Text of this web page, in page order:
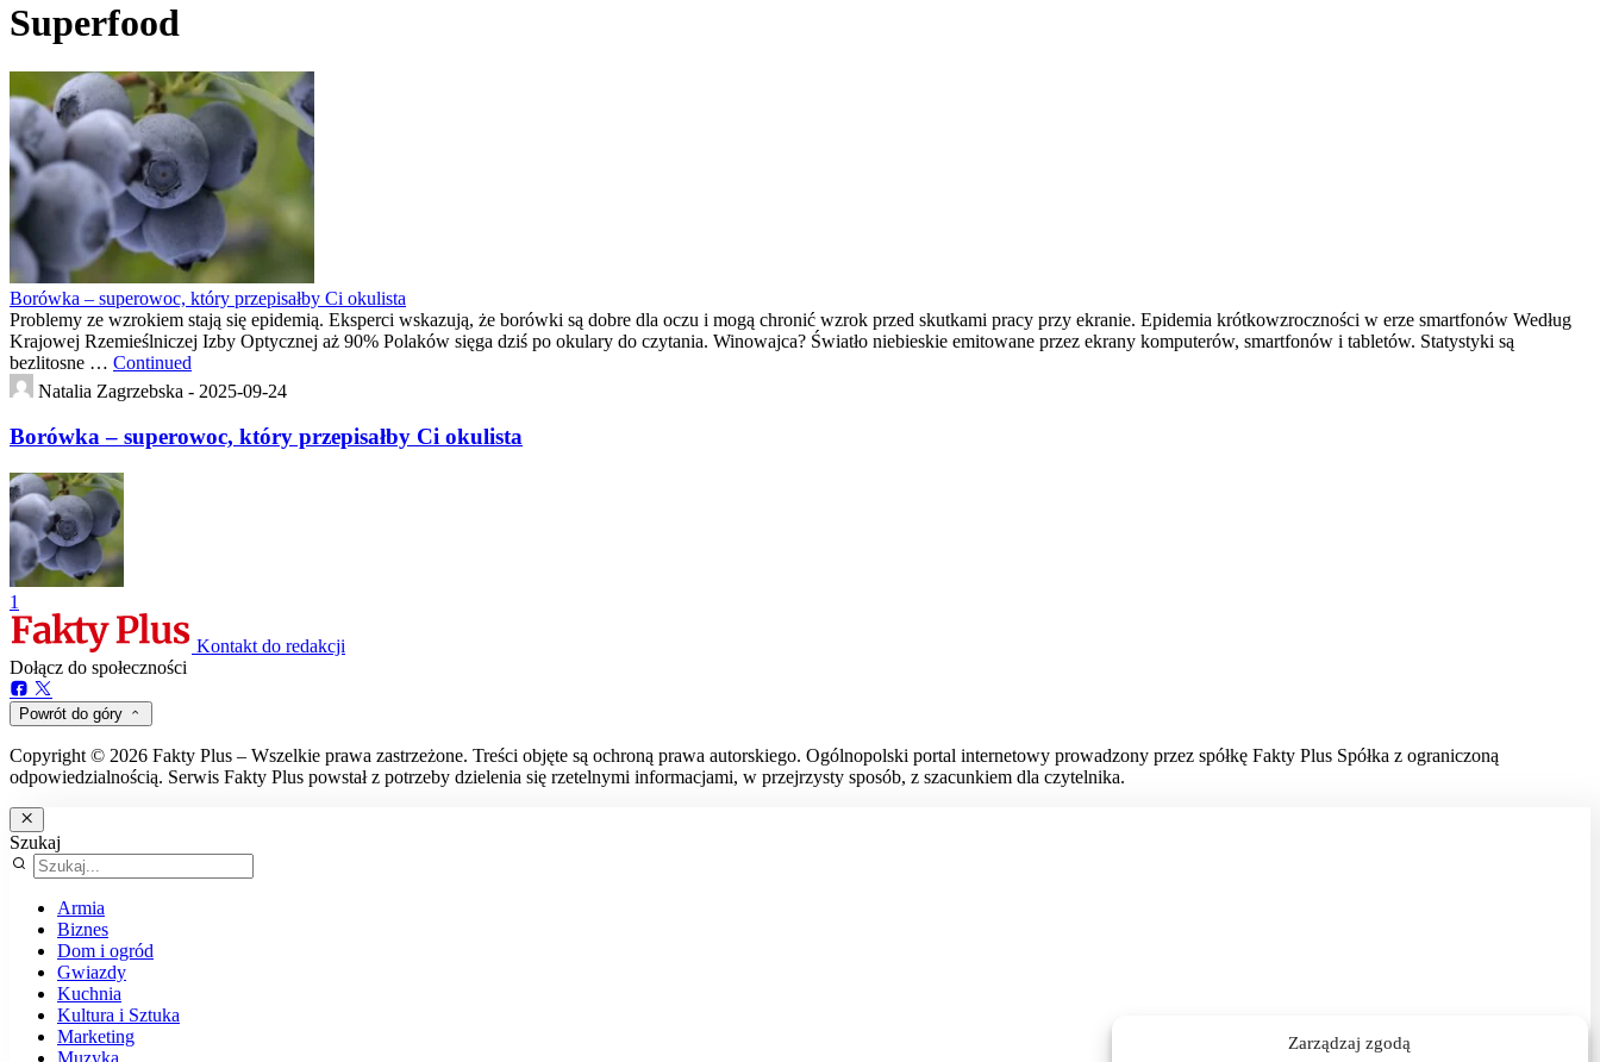
Zarządzaj zgodą
Superfood
Borówka – superowoc, który przepisałby Ci okulista
Problemy ze wzrokiem stają się epidemią. Eksperci wskazują, że borówki są dobre dla oczu i mogą chronić wzrok przed skutkami pracy przy ekranie. Epidemia krótkowzroczności w erze smartfonów Według
Krajowej Rzemieślniczej Izby Optycznej aż 90% Polaków sięga dziś po okulary do czytania. Winowajca? Światło niebieskie emitowane przez ekrany komputerów, smartfonów i tabletów. Statystyki są
bezlitosne … Continued
Natalia Zagrzebska - 2025-09-24
Borówka – superowoc, który przepisałby Ci okulista
1
Kontakt do redakcji
Dołącz do społeczności
Powrót do góry
Copyright © 2026 Fakty Plus – Wszelkie prawa zastrzeżone. Treści objęte są ochroną prawa autorskiego. Ogólnopolski portal internetowy prowadzony przez spółkę Fakty Plus Spółka z ograniczoną
odpowiedzialnością. Serwis Fakty Plus powstał z potrzeby dzielenia się rzetelnymi informacjami, w przejrzysty sposób, z szacunkiem dla czytelnika.
Szukaj
Armia
Biznes
Dom i ogród
Gwiazdy
Kuchnia
Kultura i Sztuka
Marketing